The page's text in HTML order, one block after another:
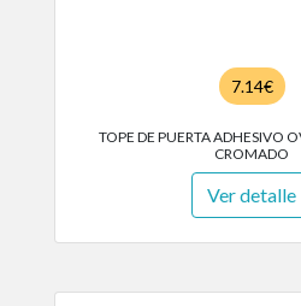
7.14€
TOPE DE PUERTA ADHESIVO
CROMADO
Ver detalle